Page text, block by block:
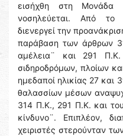
εισήχθη στη Μονάδα
νοσηλεύεται. Από το
διενεργεί την
παράβαση των άρθρων
αμέλεια¨ και 291 Π.Κ.
σιδηροδρόμων, πλοίων
ημεδαποί ηλικίας 27 και
θαλασσίων μέσων
314 Π.Κ., 291 Π.Κ. και
κίνδυνο¨. Επιπλέον,
χειριστές στερούνταν